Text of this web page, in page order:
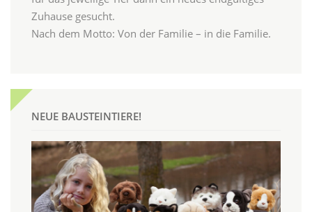
Zuhause gesucht.
Nach dem Motto: Von der Familie – in die Familie.
NEUE BAUSTEINTIERE!